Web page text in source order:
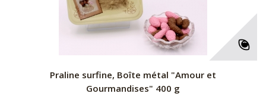
Praline surfine, Boîte métal "Amour et
Gourmandises" 400 g